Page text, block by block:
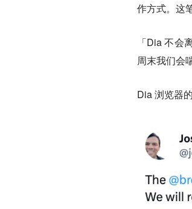
作方式。这
「Dia 不会
周末我们会
Dia 浏览器